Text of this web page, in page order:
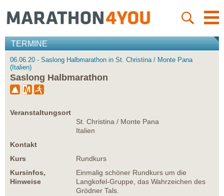
TERMINE
06.06.20 - Saslong Halbmarathon in St. Christina / Monte Pana
(Italien)
Saslong Halbmarathon
Veranstaltungsort
St. Christina / Monte Pana
Italien
Kontakt
Kurs
Rundkurs
Kursinfos,
Hinweise
Einmalig schöner Rundkurs um die
Langkofel-Gruppe, das Wahrzeichen des
Grödner Tals.